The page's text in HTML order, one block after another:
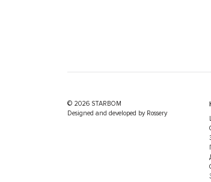
© 2026 STARBOM
Designed and developed by Rossery